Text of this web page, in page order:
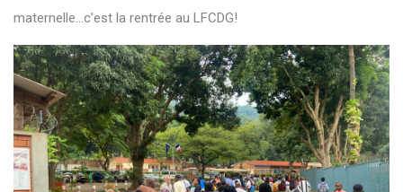
maternelle…c’est la rentrée au LFCDG!